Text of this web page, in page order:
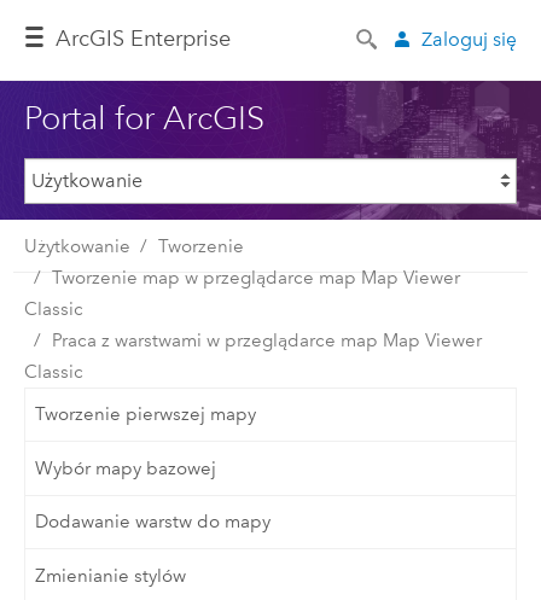
ArcGIS Enterprise Zaloguj się
Portal for ArcGIS
Użytkowanie
Tworzenie
Tworzenie map w przeglądarce map Map Viewer
Classic
Praca z warstwami w przeglądarce map Map Viewer
Classic
Tworzenie pierwszej mapy
Wybór mapy bazowej
Dodawanie warstw do mapy
Zmienianie stylów